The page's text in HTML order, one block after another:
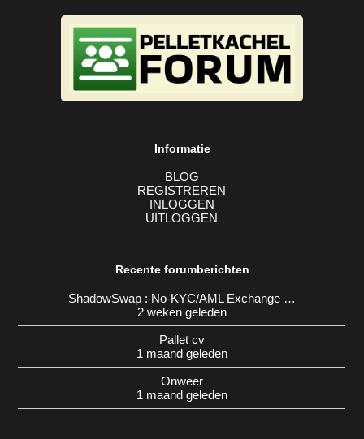
Informatie
BLOG
REGISTREREN
INLOGGEN
UITLOGGEN
Recente forumberichten
ShadowSwap : No-KYC/AML Exchange …
2 weken geleden
Pallet cv
1 maand geleden
Onweer
1 maand geleden